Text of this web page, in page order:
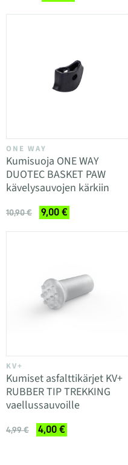
ONE WAY
Kumisuoja ONE WAY
DUOTEC BASKET PAW
kävelysauvojen kärkiin
10,90 € 9,00 €
KV+
Kumiset asfalttikärjet KV+
RUBBER TIP TREKKING
vaellussauvoille
4,99 € 4,00 €